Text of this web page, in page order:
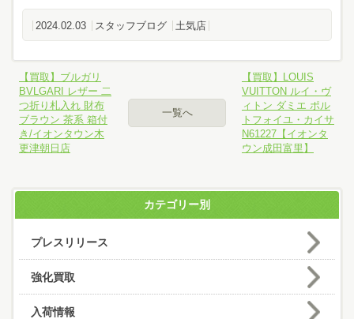
2024.02.03 スタッフブログ 土気店
【買取】ブルガリ
BVLGARI レザー 二
つ折り札入れ 財布
ブラウン 茶系 箱付
き/イオンタウン木
更津朝日店
一覧へ
【買取】LOUIS
VUITTON ルイ・ヴ
ィトン ダミエ ポル
トフォイユ・カイサ
N61227【イオンタ
ウン成田富里】
カテゴリー別
プレスリリース
強化買取
入荷情報